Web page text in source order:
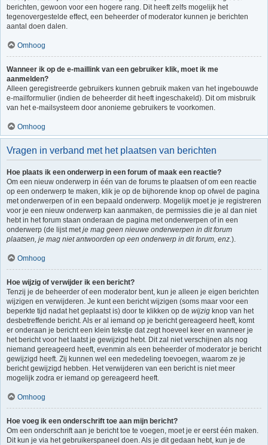
berichten, gewoon voor een hogere rang. Dit heeft zelfs mogelijk het
tegenovergestelde effect, een beheerder of moderator kunnen je berichten
aantal doen dalen.
Omhoog
Wanneer ik op de e-maillink van een gebruiker klik, moet ik me
aanmelden?
Alleen geregistreerde gebruikers kunnen gebruik maken van het ingebouwde
e-mailformulier (indien de beheerder dit heeft ingeschakeld). Dit om misbruik
van het e-mailsysteem door anonieme gebruikers te voorkomen.
Omhoog
Vragen in verband met het plaatsen van berichten
Hoe plaats ik een onderwerp in een forum of maak een reactie?
Om een nieuw onderwerp in één van de forums te plaatsen of om een reactie
op een onderwerp te maken, klik je op de bijhorende knop op ofwel de pagina
met onderwerpen of in een bepaald onderwerp. Mogelijk moet je je registreren
voor je een nieuw onderwerp kan aanmaken, de permissies die je al dan niet
hebt in het forum staan onderaan de pagina met onderwerpen of in een
onderwerp (de lijst metje mag geen nieuwe onderwerpen in dit forum
plaatsen, je mag niet antwoorden op een onderwerp in dit forum, enz.).
Omhoog
Hoe wijzig of verwijder ik een bericht?
Tenzij je de beheerder of een moderator bent, kun je alleen je eigen berichten
wijzigen en verwijderen. Je kunt een bericht wijzigen (soms maar voor een
beperkte tijd nadat het geplaatst is) door te klikken op de wijzig knop van het
desbetreffende bericht. Als er al iemand op je bericht gereageerd heeft, komt
er onderaan je bericht een klein tekstje dat zegt hoeveel keer en wanneer je
het bericht voor het laatst je gewijzigd hebt. Dit zal niet verschijnen als nog
niemand gereageerd heeft, evenmin als een beheerder of moderator je bericht
gewijzigd heeft. Zij kunnen wel een mededeling toevoegen, waarom ze je
bericht gewijzigd hebben. Het verwijderen van een bericht is niet meer
mogelijk zodra er iemand op gereageerd heeft.
Omhoog
Hoe voeg ik een onderschrift toe aan mijn bericht?
Om een onderschrift aan je bericht toe te voegen, moet je er eerst één maken.
Dit kun je via het gebruikerspaneel doen. Als je dit gedaan hebt, kun je de